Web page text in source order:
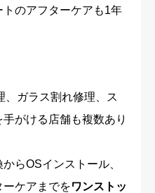
のアフターケアも1年
ガラス割れ修理、ス
がける店舗も複数あり
らOSインストール、
ーケアまでをワンストッ